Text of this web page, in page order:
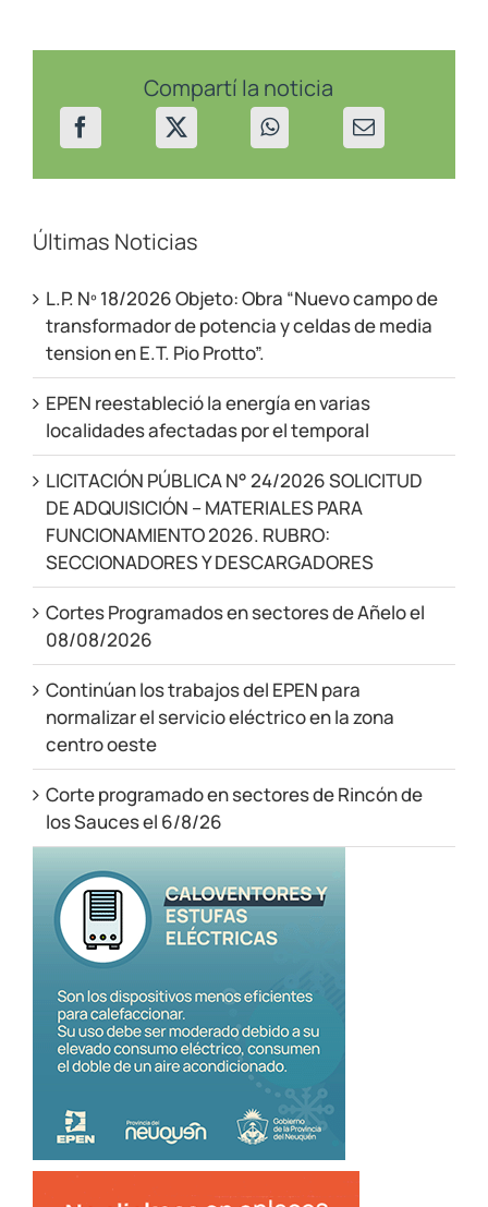
siniestro
vial
de
Siete
Compartí la noticia
Últimas Noticias
L.P. Nº 18/2026 Objeto: Obra “Nuevo campo de
transformador de potencia y celdas de media
tension en E.T. Pio Protto”.
EPEN reestableció la energía en varias
localidades afectadas por el temporal
LICITACIÓN PÚBLICA N° 24/2026 SOLICITUD
DE ADQUISICIÓN – MATERIALES PARA
FUNCIONAMIENTO 2026. RUBRO:
SECCIONADORES Y DESCARGADORES
Cortes Programados en sectores de Añelo el
08/08/2026
Continúan los trabajos del EPEN para
normalizar el servicio eléctrico en la zona
centro oeste
Corte programado en sectores de Rincón de
los Sauces el 6/8/26